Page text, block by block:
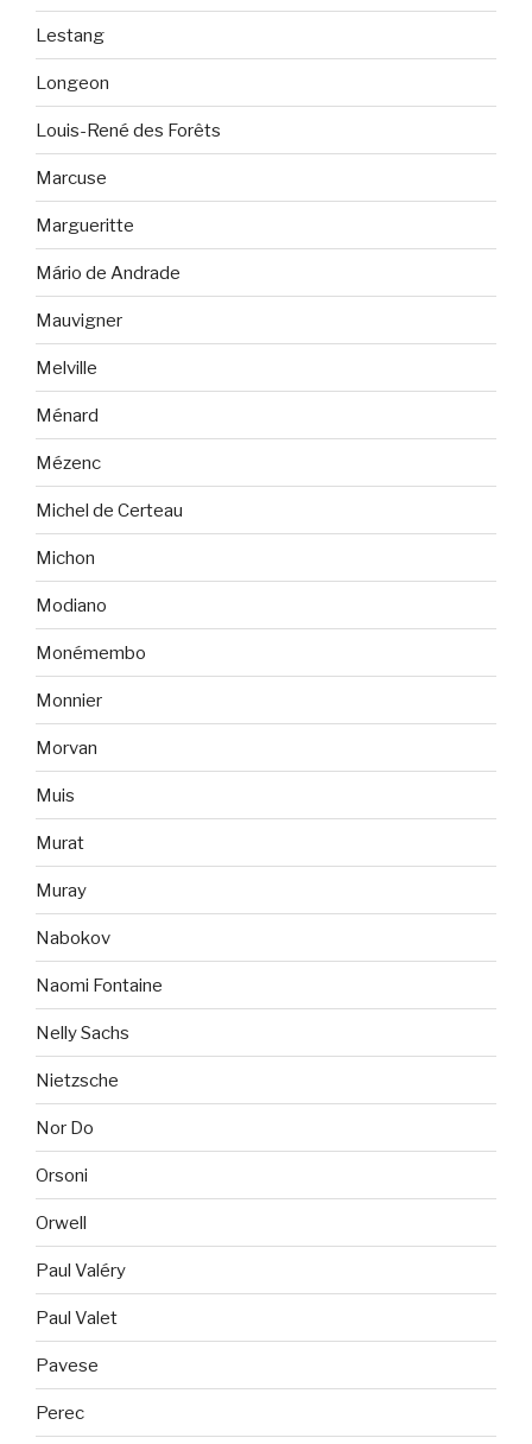
Lestang
Longeon
Louis-René des Forêts
Marcuse
Margueritte
Mário de Andrade
Mauvigner
Melville
Ménard
Mézenc
Michel de Certeau
Michon
Modiano
Monémembo
Monnier
Morvan
Muis
Murat
Muray
Nabokov
Naomi Fontaine
Nelly Sachs
Nietzsche
Nor Do
Orsoni
Orwell
Paul Valéry
Paul Valet
Pavese
Perec